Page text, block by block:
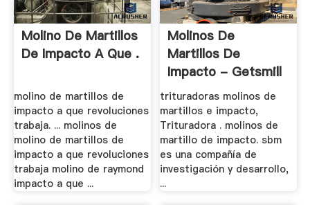
Molino De Martillos
De Impacto A Que .
molino de martillos de
impacto a que revoluciones
trabaja. ... molinos de
molino de martillos de
impacto a que revoluciones
trabaja molino de raymond
impacto a que ...
Molinos De
Martillos De
Impacto - Getsmill
trituradoras molinos de
martillos e impacto,
Trituradora . molinos de
martillo de impacto. sbm
es una compañía de
investigación y desarrollo,
...